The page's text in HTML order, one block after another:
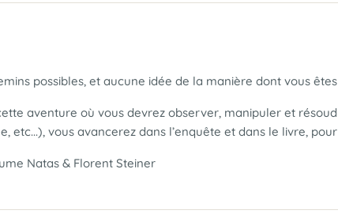
possibles, et aucune idée de la manière dont vous
aventure où vous devrez observer, manipuler et
etc...), vous avancerez dans l’enquête et dans le livre,
Natas & Florent Steiner